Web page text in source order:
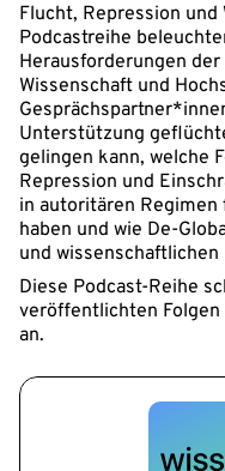
Flucht, Repression
Podcastreihe
Herausforderungen
Wissenschaft und
Unterstützung
gelingen kann, welche
Repression und
in autoritären
haben und wie De-
und
Diese Podcast-Reihe
veröffentlichten Folgen
an.